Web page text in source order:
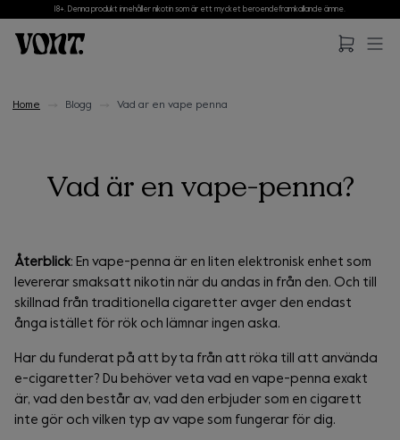
Hoppa till huvudinnehåll
18+. Denna produkt innehåller nikotin som är ett mycket beroendeframkallande ämne.
Home Blogg Vad ar en vape penna
Vad är en vape-penna?
Återblick: En vape-penna är en liten elektronisk enhet som
levererar smaksatt nikotin när du andas in från den. Och till
skillnad från traditionella cigaretter avger den endast
ånga istället för rök och lämnar ingen aska.
Har du funderat på att byta från att röka till att använda
e-cigaretter? Du behöver veta vad en vape-penna exakt
är, vad den består av, vad den erbjuder som en cigarett
inte gör och vilken typ av vape som fungerar för dig.